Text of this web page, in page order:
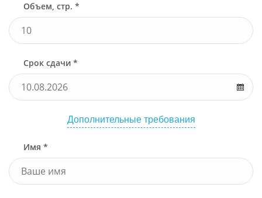
Объем, стр. *
Срок сдачи *
Дополнительные требования
Имя *